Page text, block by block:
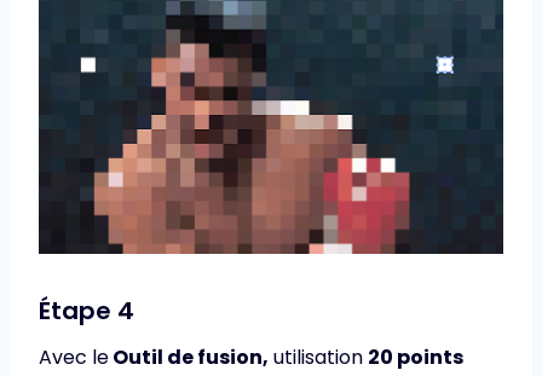
Étape 4
Avec leOutil de fusion, utilisation 20 points